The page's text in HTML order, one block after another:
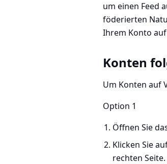
um einen Feed
föderierten
Ihrem Konto
Konten
Um Konten auf
Option 1
Öffnen Sie
Klicken Sie
rechten Seite.